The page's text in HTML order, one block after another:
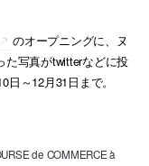
のオープニングに、ヌ
た写真がtwitterなどに投
～12月31日まで。
de COMMERCE à